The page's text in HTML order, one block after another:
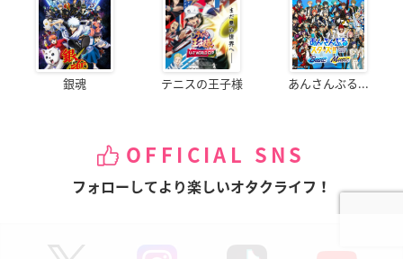
銀魂 テニスの王子様 あんさんぶる...
OFFICIAL SNS
フォローしてより楽しいオタクライフ！